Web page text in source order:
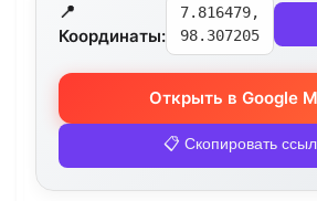
📍
Координаты:
7.816479,
98.307205
Открыть в Google
📋 Скопировать